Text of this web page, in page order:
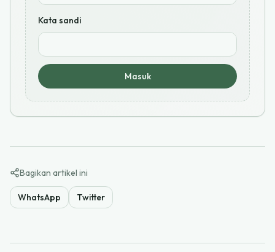
Kata sandi
Masuk
Bagikan artikel ini
WhatsApp Twitter